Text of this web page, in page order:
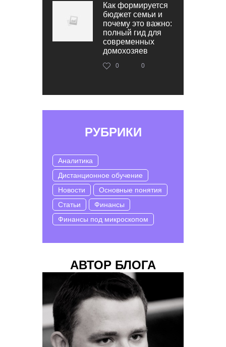
Как формируется
бюджет семьи и
почему это важно:
полный гид для
современных
домохозяев
0 0
РУБРИКИ
Аналитика
Дистанционное обучение
Новости
Основные понятия
Статьи
Финансы
Финансы под микроскопом
АВТОР БЛОГА